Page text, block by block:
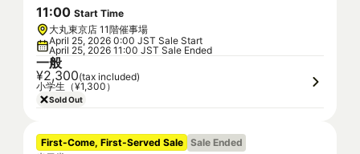
11:00 Start Time
大丸東京店 11階催事場
April 25, 2026 0:00 JST Sale Start
April 25, 2026 11:00 JST Sale Ended
一般
¥2,300(tax included)
小学生（¥1,300）
Sold Out
First-Come, First-Served Sale Sale Ended